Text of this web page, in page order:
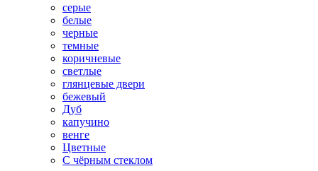
серые
белые
черные
темные
коричневые
светлые
глянцевые двери
бежевый
Дуб
капучино
венге
Цветные
С чёрным стеклом